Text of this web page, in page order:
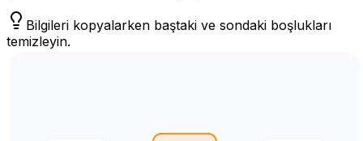
Bilgileri kopyalarken baştaki ve sondaki boşlukları
temizleyin.